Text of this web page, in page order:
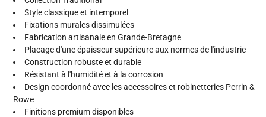
Style classique et intemporel
Fixations murales dissimulées
Fabrication artisanale en Grande-Bretagne
Placage d'une épaisseur supérieure aux normes de l'industrie
Construction robuste et durable
Résistant à l'humidité et à la corrosion
Design coordonné avec les accessoires et robinetteries Perrin &
Rowe
Finitions premium disponibles